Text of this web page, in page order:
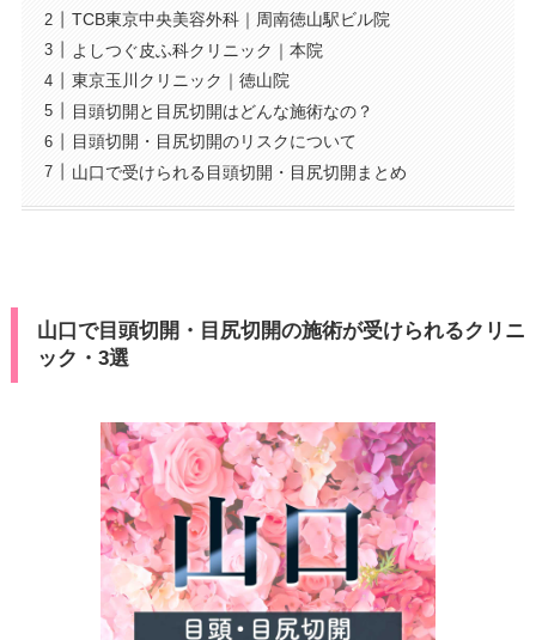
TCB東京中央美容外科｜周南徳山駅ビル院
よしつぐ皮ふ科クリニック｜本院
東京玉川クリニック｜徳山院
目頭切開と目尻切開はどんな施術なの？
目頭切開・目尻切開のリスクについて
山口で受けられる目頭切開・目尻切開まとめ
山口で目頭切開・目尻切開の施術が受けられるクリニ
ック・3選